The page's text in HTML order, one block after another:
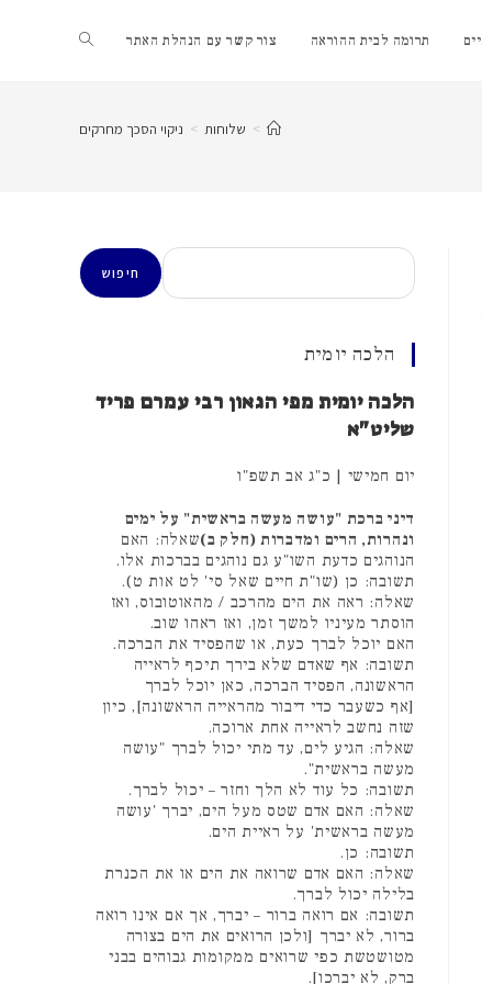
תרומה לבית ההוראה צור קשר עם הנהלת האתר Toggle
website > שלוחות > ניקוי הסכך מחרקים
חיפוש
חיפוש
הלכה יומית
הלכה יומית מפי הגאון רבי עמרם פריד
שליט"א
יום חמישי | כ"ג אב תשפ"ו
דיני ברכת "עושה מעשה בראשית" על ימים
ונהרות, הרים ומדברות (חלק ב)שאלה: האם
הנוהגים כדעת השו"ע גם נוהגים בברכות אלו.
תשובה: כן (שו"ת חיים שאל סי' לט אות ט).
שאלה: ראה את הים מהרכב / מהאוטובוס, ואז
הוסתר מעיניו למשך זמן, ואז ראהו שוב.
האם יוכל לברך כעת, או שהפסיד את הברכה.
תשובה: אף שאדם שלא בירך תיכף לראייה
הראשונה, הפסיד הברכה, כאן יוכל לברך
[אף כשעבר כדי דיבור מהראייה הראשונה], כיון
שזה נחשב לראייה אחת ארוכה.
שאלה: הגיע לים, עד מתי יכול לברך "עושה
מעשה בראשית".
תשובה: כל עוד לא הלך וחזר – יכול לברך.
שאלה: האם אדם שטס מעל הים, יברך 'עושה
מעשה בראשית' על ראיית הים.
תשובה: כן.
שאלה: האם אדם שרואה את הים או את הכנרת
בלילה יכול לברך.
תשובה: אם רואה ברור – יברך, אך אם אינו רואה
ברור, לא יברך [ולכן הרואים את הים בצורה
מטושטשת כפי שרואים ממקומות גבוהים בבני
ברק, לא יברכו].